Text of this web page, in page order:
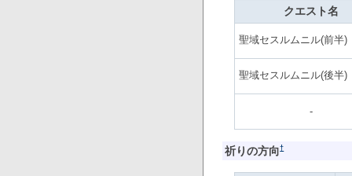
クエスト名
聖域セスルムニル(前半)
聖域セスルムニル(後半)
-
祈りの方向†